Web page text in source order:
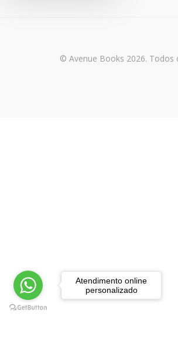
Parapsicologia
Gestão
Guias Turísticos e Mapas
© Avenue Books 2026. Todos
Atendimento online
personalizado